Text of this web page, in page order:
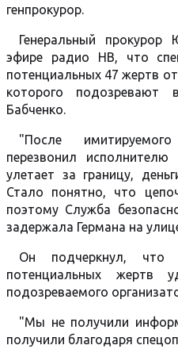
генпрокурор.
Генеральный
эфире радио НВ, что
потенциальных 47 жертв
которого подозревают
Бабченко.
"После
перезвонил
улетает за границу,
Стало понятно, что
поэтому Служба
задержала Германа на
Он подчеркнул, что
потенциальных жертв
подозреваемого
"Мы не получили
получили благодаря